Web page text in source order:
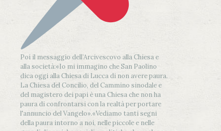
Poi il messaggio dell’Arcivescovo alla Chiesa e
alla società:«Io mi immagino che San Paolino
dica oggi alla Chiesa di Lucca di non avere paura.
La Chiesa del Concilio, del Cammino sinodale e
del magistero dei papi è una Chiesa che non ha
paura di confrontarsi con la realtà per portare
l'annuncio del Vangelo».«Vediamo tanti segni
della paura intorno a noi, nelle piccole e nelle